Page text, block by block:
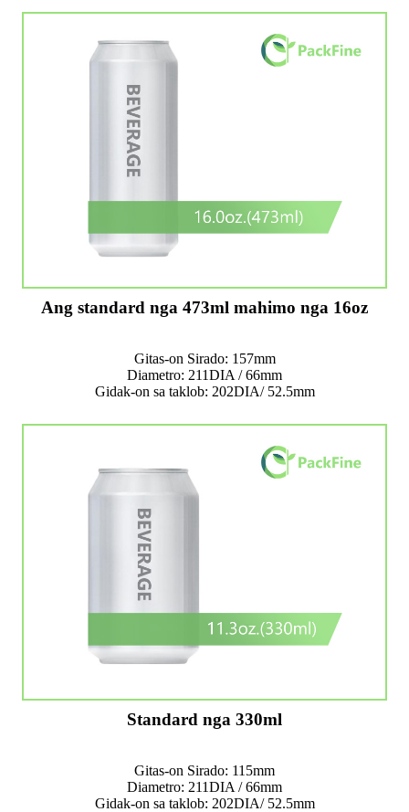
Ang standard nga 473ml mahimo nga 16oz
Gitas-on Sirado: 157mm
Diametro: 211DIA / 66mm
Gidak-on sa taklob: 202DIA/ 52.5mm
Standard nga 330ml
Gitas-on Sirado: 115mm
Diametro: 211DIA / 66mm
Gidak-on sa taklob: 202DIA/ 52.5mm